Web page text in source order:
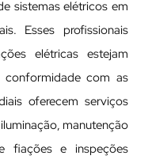
sistemas elétricos em
Esses profissionais
elétricas estejam
conformidade com as
oferecem serviços
manutenção
fiações e inspeções